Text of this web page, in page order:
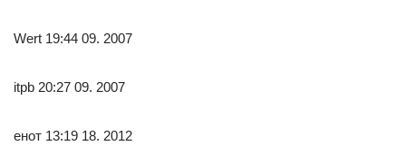
Wert 19:44 09. 2007
itpb 20:27 09. 2007
енот 13:19 18. 2012